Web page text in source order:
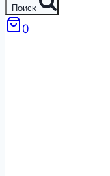
Поиск
0